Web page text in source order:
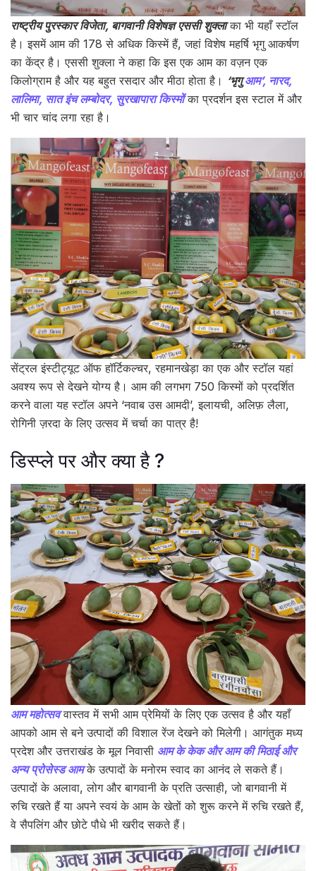
राष्ट्रीय पुरस्कार विजेता, बागवानी विशेषज्ञ एससी शुक्लाका भी यहाँ स्टॉल
है। इसमें आम की 178 से अधिक किस्में हैं, जहां विशेष महर्षि भृगु आकर्षण
का केंद्र है। एससी शुक्ला ने कहा कि इस एक आम का वज़न एक
किलोग्राम है और यह बहुत रसदार और मीठा होता है। ‘भृगुआम’, नारद,
लालिमा, सात इंच लम्बोदर, सुरखापारा किस्मोंका प्रदर्शन इस स्टाल में और
भी चार चांद लगा रहा है।
सेंट्रल इंस्टीट्यूट ऑफ हॉर्टिकल्चर, रहमानखेड़ा का एक और स्टॉल यहां
अवश्य रूप से देखने योग्य है। आम की लगभग 750 किस्मों को प्रदर्शित
करने वाला यह स्टॉल अपने ‘नवाब उस आमदी’, इलायची, अलिफ़ लैला,
रोगिनी ज़रदा के लिए उत्सव में चर्चा का पात्र है!
डिस्प्ले पर और क्या है ?
आम महोत्सववास्तव में सभी आम प्रेमियों के लिए एक उत्सव है और यहाँ
आपको आम से बने उत्पादों की विशाल रेंज देखने को मिलेगी। आगंतुक मध्य
प्रदेश और उत्तराखंड के मूल निवासी आम के केक और आम की मिठाई और
अन्य प्रोसेस्ड आमके उत्पादों के मनोरम स्वाद का आनंद ले सकते हैं।
उत्पादों के अलावा, लोग और बागवानी के प्रति उत्साही, जो बागवानी में
रुचि रखते हैं या अपने स्वयं के आम के खेतों को शुरू करने में रुचि रखते हैं,
वे सैपलिंग और छोटे पौधे भी खरीद सकते हैं।